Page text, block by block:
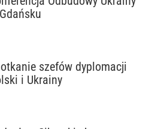
szefów dyplomacji
i Ukrainy